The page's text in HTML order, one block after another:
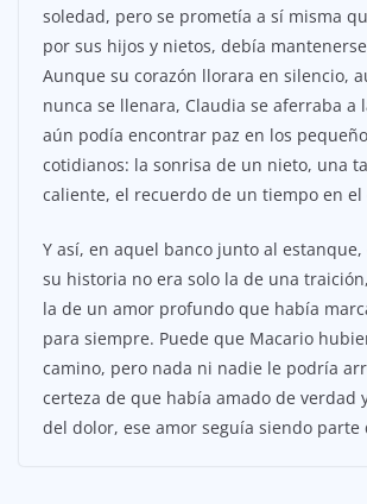
soledad, pero se prometía a sí misma
por sus hijos y nietos, debía
Aunque su corazón llorara en silencio,
nunca se llenara, Claudia se aferraba a
aún podía encontrar paz en los
cotidianos: la sonrisa de un nieto, una
caliente, el recuerdo de un tiempo en
Y así, en aquel banco junto al
su historia no era solo la de una
la de un amor profundo que había
para siempre. Puede que Macario
camino, pero nada ni nadie le podría
certeza de que había amado de verdad
del dolor, ese amor seguía siendo parte